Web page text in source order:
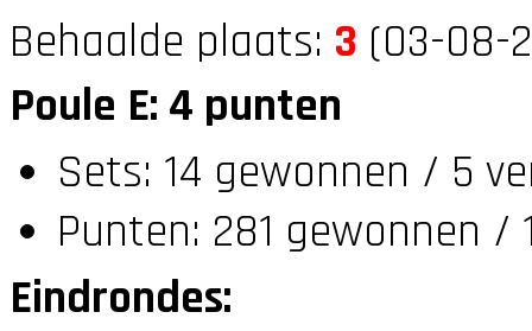
Behaalde plaats: 3 (03-08-
Poule E: 4 punten
Sets: 14 gewonnen / 5
Punten: 281 gewonnen /
Eindrondes: